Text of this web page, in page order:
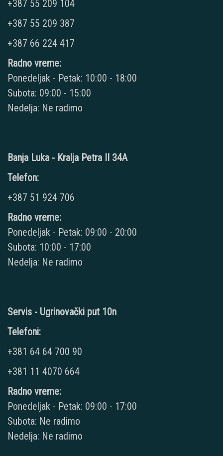
+387 55 209 104
+387 55 209 387
+387 66 224 417
Radno vreme:
Ponedeljak - Petak: 10:00 - 18:00
Subota: 09:00 - 15:00
Nedelja: Ne radimo
Banja Luka - Kralja Petra II 34A
Telefon:
+387 51 924 706
Radno vreme:
Ponedeljak - Petak: 09:00 - 20:00
Subota: 10:00 - 17:00
Nedelja: Ne radimo
Servis - Ugrinovački put 10n
Telefoni:
+381 64 64 700 90
+381 11 4070 664
Radno vreme:
Ponedeljak - Petak: 09:00 - 17:00
Subota: Ne radimo
Nedelja: Ne radimo